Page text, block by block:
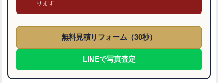
ります
無料見積りフォーム（30秒）
LINEで写真査定